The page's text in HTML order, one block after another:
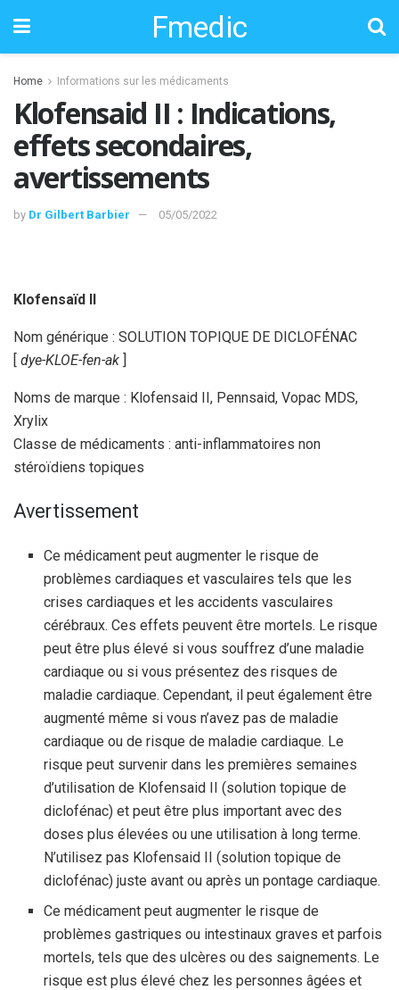
Fmedic
Home Informations sur les médicaments
Klofensaid II : Indications,
effets secondaires,
avertissements
by Dr Gilbert Barbier 05/05/2022
Klofensaïd II
Nom générique : SOLUTION TOPIQUE DE DICLOFÉNAC
[ dye-KLOE-fen-ak ]
Noms de marque : Klofensaid II, Pennsaid, Vopac MDS,
Xrylix
Classe de médicaments : anti-inflammatoires non
stéroïdiens topiques
Avertissement
Ce médicament peut augmenter le risque de
problèmes cardiaques et vasculaires tels que les
crises cardiaques et les accidents vasculaires
cérébraux. Ces effets peuvent être mortels. Le risque
peut être plus élevé si vous souffrez d’une maladie
cardiaque ou si vous présentez des risques de
maladie cardiaque. Cependant, il peut également être
augmenté même si vous n’avez pas de maladie
cardiaque ou de risque de maladie cardiaque. Le
risque peut survenir dans les premières semaines
d’utilisation de Klofensaid II (solution topique de
diclofénac) et peut être plus important avec des
doses plus élevées ou une utilisation à long terme.
N’utilisez pas Klofensaid II (solution topique de
diclofénac) juste avant ou après un pontage cardiaque.
Ce médicament peut augmenter le risque de
problèmes gastriques ou intestinaux graves et parfois
mortels, tels que des ulcères ou des saignements. Le
risque est plus élevé chez les personnes âgées et